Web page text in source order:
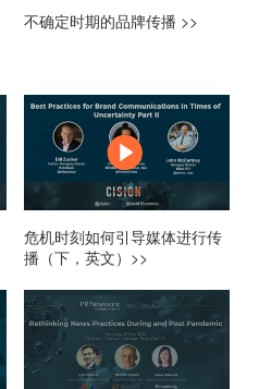
不确定时期的品牌传播 >>
危机时刻如何引导媒体进行传
播（下，英文）>>